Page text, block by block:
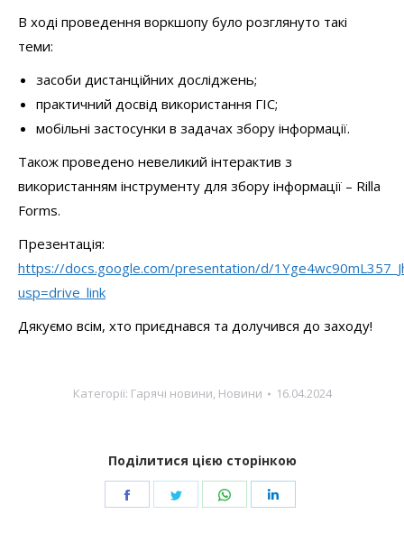
В ході проведення воркшопу було розглянуто такі
теми:
засоби дистанційних досліджень;
практичний досвід використання ГІС;
мобільні застосунки в задачах збору інформації.
Також проведено невеликий інтерактив з
використанням інструменту для збору інформації – Rilla
Forms.
Презентація:
https://docs.google.com/presentation/d/
usp=drive_link
Дякуємо всім, хто приєднався та долучився до заходу!
Категорії: Гарячі новини, Новини 16.04.2024
Поділитися цією сторінкою
Share
Share
Share